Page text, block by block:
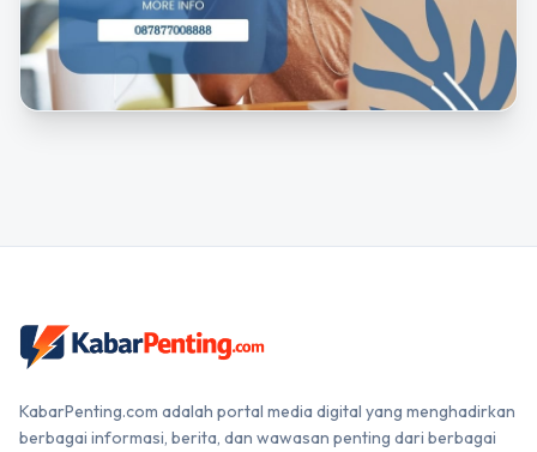
KabarPenting.com adalah portal media digital yang menghadirkan
berbagai informasi, berita, dan wawasan penting dari berbagai